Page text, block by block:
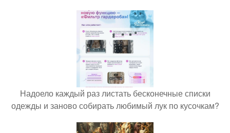
Надоело каждый раз листать бесконечные списки
одежды и заново собирать любимый лук по кусочкам?